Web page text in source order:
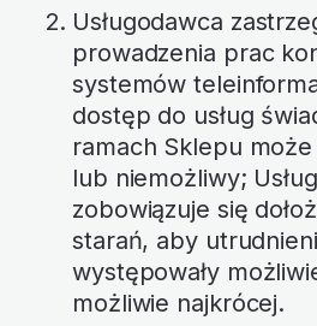
Usługodawca
prowadzenia prac
systemów
dostęp do usług
ramach Sklepu
lub niemożliwy;
zobowiązuje się
starań, aby
występowały
możliwie najkrócej.